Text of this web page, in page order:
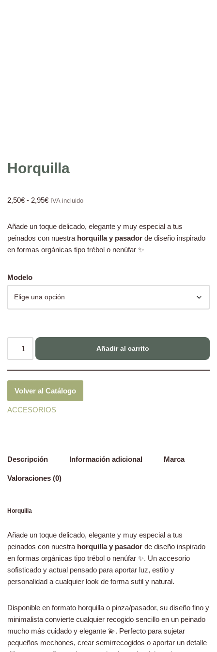
Horquilla
2,50€ - 2,95€ IVA incluido
Añade un toque delicado, elegante y muy especial a tus
peinados con nuestra horquilla y pasador de diseño inspirado
en formas orgánicas tipo trébol o nenúfar ✨
Modelo
Añadir al carrito
Volver al Catálogo
ACCESORIOS
Descripción Información adicional Marca
Valoraciones (0)
Horquilla
Añade un toque delicado, elegante y muy especial a tus
peinados con nuestra horquilla y pasador de diseño inspirado
en formas orgánicas tipo trébol o nenúfar ✨. Un accesorio
sofisticado y actual pensado para aportar luz, estilo y
personalidad a cualquier look de forma sutil y natural.
Disponible en formato horquilla o pinza/pasador, su diseño fino y
minimalista convierte cualquier recogido sencillo en un peinado
mucho más cuidado y elegante 💫. Perfecto para sujetar
pequeños mechones, crear semirrecogidos o aportar un detalle